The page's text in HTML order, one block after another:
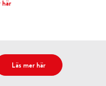
här
Läs mer här